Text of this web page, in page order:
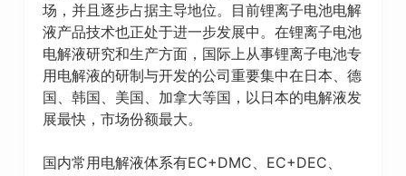
场，并且逐步占据主导地位。目前锂离子电池电解
液产品技术也正处于进一步发展中。在锂离子电池
电解液研究和生产方面，国际上从事锂离子电池专
用电解液的研制与开发的公司重要集中在日本、德
国、韩国、美国、加拿大等国，以日本的电解液发
展最快，市场份额最大。
国内常用电解液体系有EC+DMC、EC+DEC、